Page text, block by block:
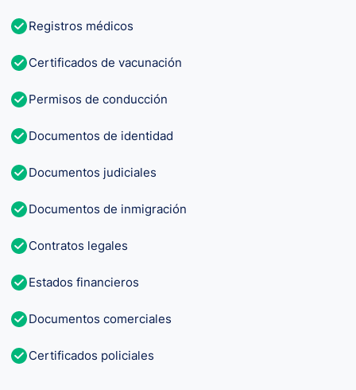
Registros médicos
Certificados de vacunación
Permisos de conducción
Documentos de identidad
Documentos judiciales
Documentos de inmigración
Contratos legales
Estados financieros
Documentos comerciales
Certificados policiales